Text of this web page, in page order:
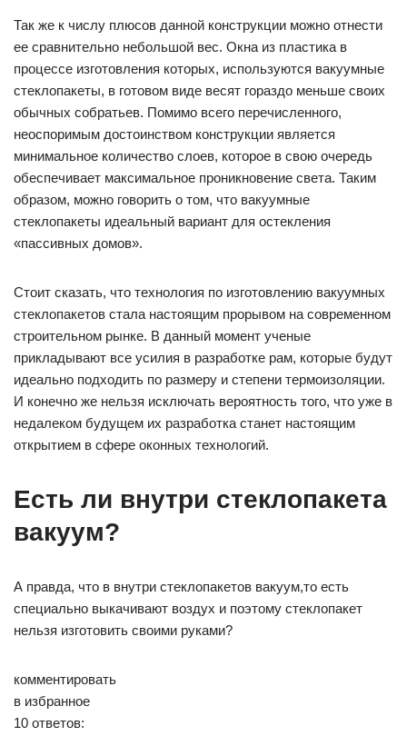
Так же к числу плюсов данной конструкции можно отнести
ее сравнительно небольшой вес. Окна из пластика в
процессе изготовления которых, используются вакуумные
стеклопакеты, в готовом виде весят гораздо меньше своих
обычных собратьев. Помимо всего перечисленного,
неоспоримым достоинством конструкции является
минимальное количество слоев, которое в свою очередь
обеспечивает максимальное проникновение света. Таким
образом, можно говорить о том, что вакуумные
стеклопакеты идеальный вариант для остекления
«пассивных домов».
Стоит сказать, что технология по изготовлению вакуумных
стеклопакетов стала настоящим прорывом на современном
строительном рынке. В данный момент ученые
прикладывают все усилия в разработке рам, которые будут
идеально подходить по размеру и степени термоизоляции.
И конечно же нельзя исключать вероятность того, что уже в
недалеком будущем их разработка станет настоящим
открытием в сфере оконных технологий.
Есть ли внутри стеклопакета
вакуум?
А правда, что в внутри стеклопакетов вакуум,то есть
специально выкачивают воздух и поэтому стеклопакет
нельзя изготовить своими руками?
комментировать
в избранное
10 ответов: